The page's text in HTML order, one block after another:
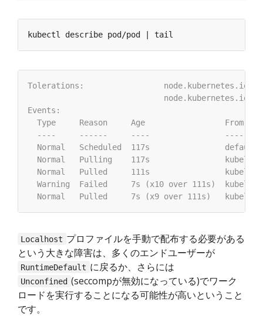
Localhost プロファイルを手動で配布する必要がある
という大きな障害は、多くのエンドユーザーが
RuntimeDefault に戻るか、さらには
Unconfined (seccompが無効になっている)でワーク
ロードを実行することになる可能性が高いということ
です。